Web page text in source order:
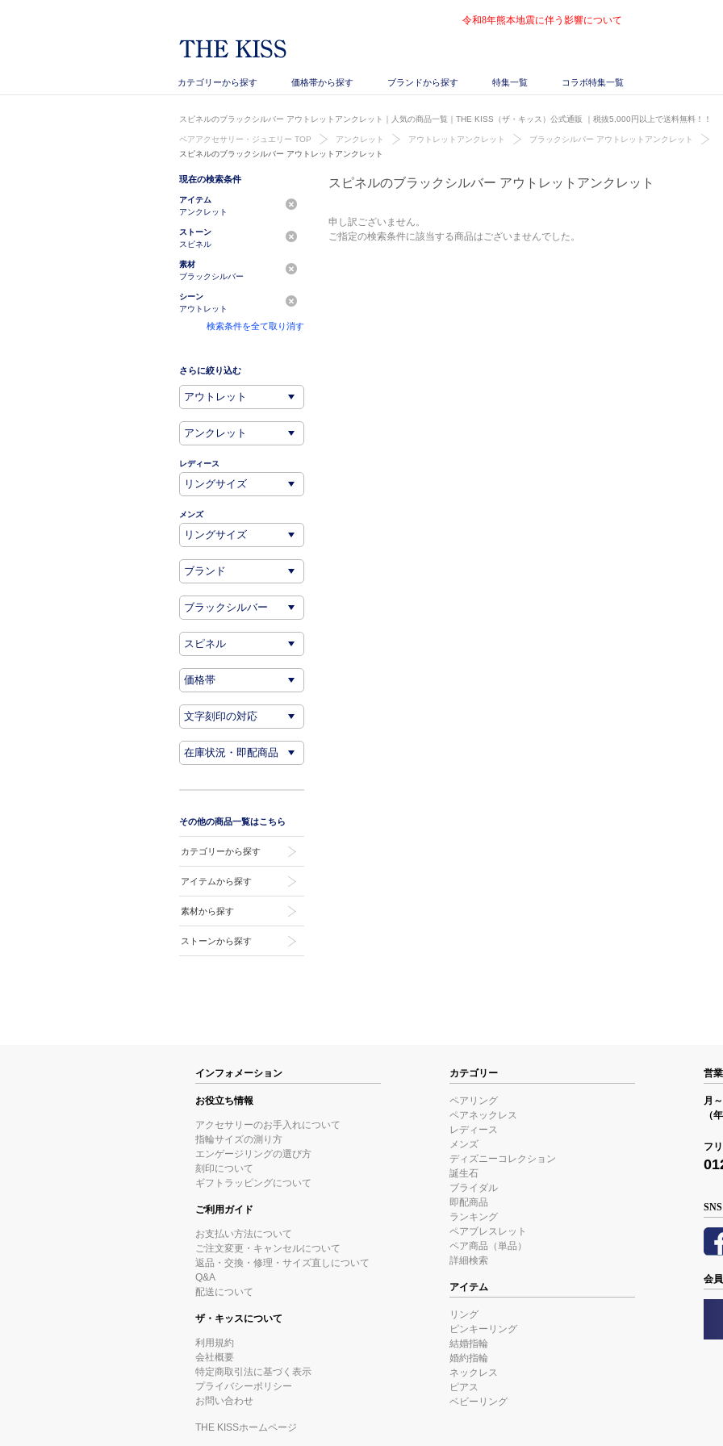
令和8年熊本地震に伴う影響について
カテゴリーから探す 価格帯から探す ブランドから探す 特集一覧 コラボ特集一覧
スピネルのブラックシルバー アウトレットアンクレット｜人気の商品一覧｜THE KISS（ザ・キッス）公式通販 ｜税抜5,000円以上で送料無料！！
ペアアクセサリー・ジュエリー TOP アンクレット アウトレットアンクレット
ブラックシルバー アウトレットアンクレット
スピネルのブラックシルバー アウトレットアンクレット
スピネルのブラックシルバー アウトレットアンクレット
申し訳ございません。
ご指定の検索条件に該当する商品はございませんでした。
現在の検索条件
アイテム
アンクレット
ストーン
スピネル
素材
ブラックシルバー
シーン
アウトレット
検索条件を全て取り消す
さらに絞り込む
レディース
メンズ
その他の商品一覧はこちら
カテゴリーから探す
アイテムから探す
素材から探す
ストーンから探す
インフォメーション
お役立ち情報
アクセサリーのお手入れについて
指輪サイズの測り方
エンゲージリングの選び方
刻印について
ギフトラッピングについて
ご利用ガイド
お支払い方法について
ご注文変更・キャンセルについて
返品・交換・修理・サイズ直しについて
Q&A
配送について
ザ・キッスについて
利用規約
会社概要
特定商取引法に基づく表示
プライバシーポリシー
お問い合わせ
THE KISSホームページ
カテゴリー
ペアリング
ペアネックレス
レディース
メンズ
ディズニーコレクション
誕生石
ブライダル
即配商品
ランキング
ペアブレスレット
ペア商品（単品）
詳細検索
アイテム
リング
ピンキーリング
結婚指輪
婚約指輪
ネックレス
ピアス
ベビーリング
営
月
（
フ
SNS
会